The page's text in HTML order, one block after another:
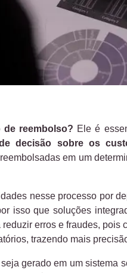
de reembolso? Ele é
decisão sobre os
em um
nesse processo por
isso que soluções
erros e fraudes,
trazendo mais
gerado em um sistema